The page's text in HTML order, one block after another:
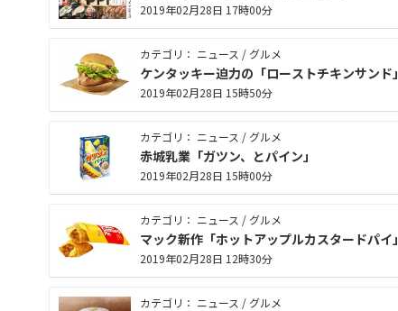
2019年02月28日 17時00分
カテゴリ： ニュース / グルメ
ケンタッキー迫力の「ローストチキンサンド」
2019年02月28日 15時50分
カテゴリ： ニュース / グルメ
赤城乳業「ガツン、とパイン」
2019年02月28日 15時00分
カテゴリ： ニュース / グルメ
マック新作「ホットアップルカスタードパイ」
2019年02月28日 12時30分
カテゴリ： ニュース / グルメ